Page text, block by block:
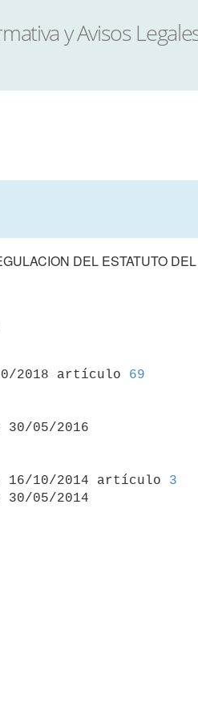
DEL ESTATUTO
2018 artículo 69
30/05/2016
16/10/2014 artículo 3